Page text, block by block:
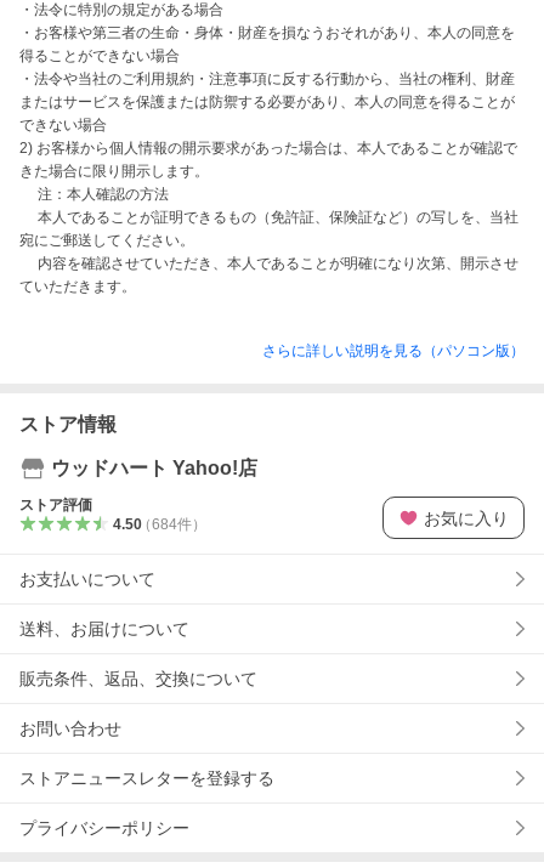
・法令に特別の規定がある場合
・お客様や第三者の生命・身体・財産を損なうおそれがあり、本人の同意を
得ることができない場合
・法令や当社のご利用規約・注意事項に反する行動から、当社の権利、財産
またはサービスを保護または防禦する必要があり、本人の同意を得ることが
できない場合
2) お客様から個人情報の開示要求があった場合は、本人であることが確認で
きた場合に限り開示します。
注：本人確認の方法
本人であることが証明できるもの（免許証、保険証など）の写しを、当社
宛にご郵送してください。
内容を確認させていただき、本人であることが明確になり次第、開示させ
ていただきます。
さらに詳しい説明を見る（パソコン版）
ストア情報
ウッドハート Yahoo!店
ストア評価
4.50（684件） お気に入り
お支払いについて
送料、お届けについて
販売条件、返品、交換について
お問い合わせ
ストアニュースレターを登録する
プライバシーポリシー